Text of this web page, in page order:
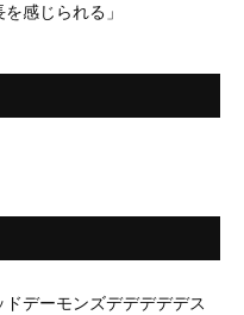
感じられる」
デーモンズデデデデデス